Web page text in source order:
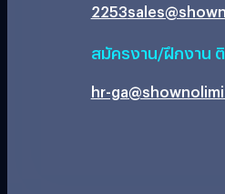
2253
สมัครงาน/ฝึกงาน
hr-